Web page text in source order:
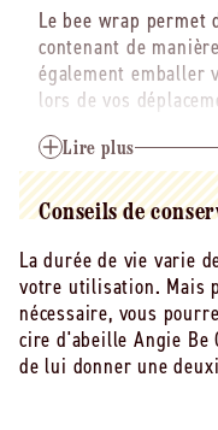
Le bee wrap
contenant de
également emballer
lors de vos
Lors de votre
pour l'activer. Pour
hermétique, il suffit
l'aliment.
Côté entretien,
et du savon si
Attention, le Bee
Lire plus
Conseils de
La durée de vie varie
votre utilisation. Mais
nécessaire, vous
cire d'abeille Angie Be
de lui donner une